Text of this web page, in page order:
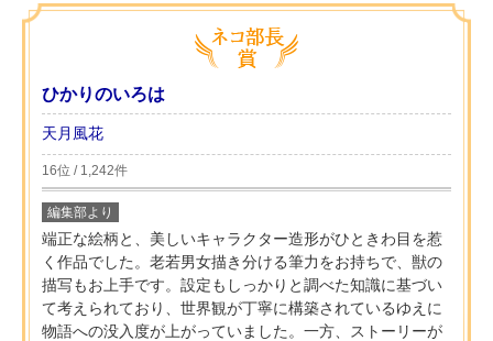
ひかりのいろは
天月風花
16位 / 1,242件
編集部より
端正な絵柄と、美しいキャラクター造形がひときわ目を惹
く作品でした。老若男女描き分ける筆力をお持ちで、獣の
描写もお上手です。設定もしっかりと調べた知識に基づい
て考えられており、世界観が丁寧に構築されているゆえに
物語への没入度が上がっていました。一方、ストーリーが